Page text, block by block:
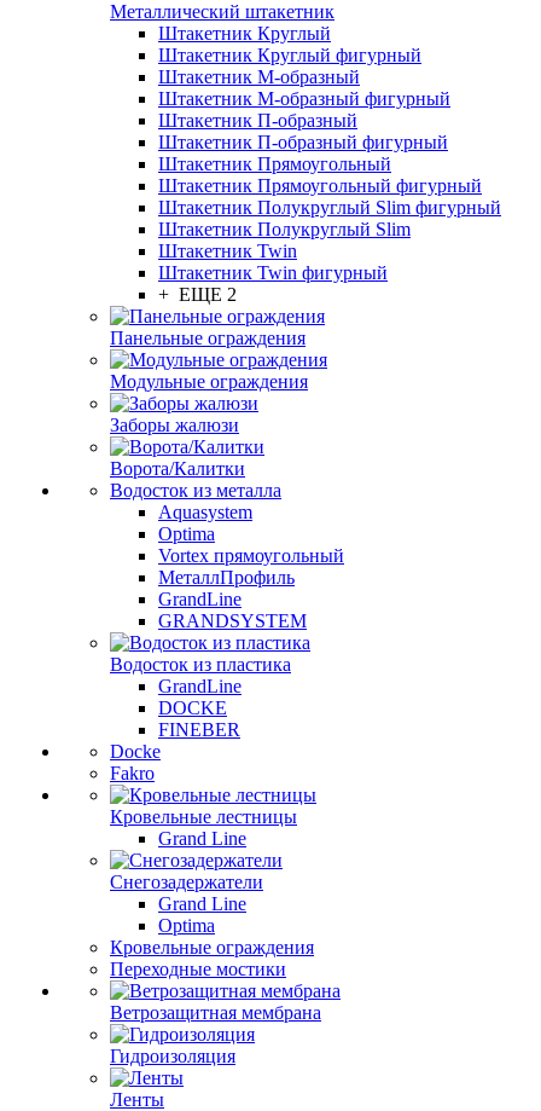
Металлический штакетник
Штакетник Круглый
Штакетник Круглый фигурный
Штакетник М-образный
Штакетник М-образный фигурный
Штакетник П-образный
Штакетник П-образный фигурный
Штакетник Прямоугольный
Штакетник Прямоугольный фигурный
Штакетник Полукруглый Slim фигурный
Штакетник Полукруглый Slim
Штакетник Twin
Штакетник Twin фигурный
+ ЕЩЕ 2
Панельные ограждения
Модульные ограждения
Заборы жалюзи
Ворота/Калитки
Водосток из металла
Aquasystem
Optima
Vortex прямоугольный
МеталлПрофиль
GrandLine
GRANDSYSTEM
Водосток из пластика
GrandLine
DOCKE
FINEBER
Docke
Fakro
Кровельные лестницы
Grand Line
Снегозадержатели
Grand Line
Optima
Кровельные ограждения
Переходные мостики
Ветрозащитная мембрана
Гидроизоляция
Ленты